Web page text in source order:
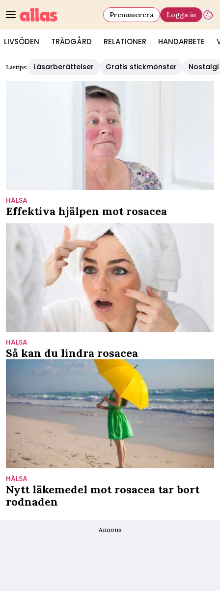
LIVSÖDEN TRÄDGÅRD RELATIONER HANDARBETE
Prenumerera Logga in
Lästips: Läsarberättelser Gratis stickmönster Nostalgi
HÄLSA
Effektiva hjälpen mot rosacea
HÄLSA
Så kan du lindra rosacea
HÄLSA
Nytt läkemedel mot rosacea tar bort
rodnaden
Annons